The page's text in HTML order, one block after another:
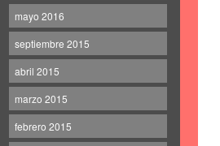
mayo 2016
septiembre 2015
abril 2015
marzo 2015
febrero 2015